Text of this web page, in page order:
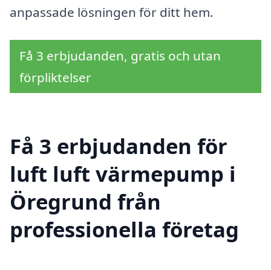
anpassade lösningen för ditt hem.
Få 3 erbjudanden, gratis och utan
förpliktelser
Få 3 erbjudanden för
luft luft värmepump i
Öregrund från
professionella företag